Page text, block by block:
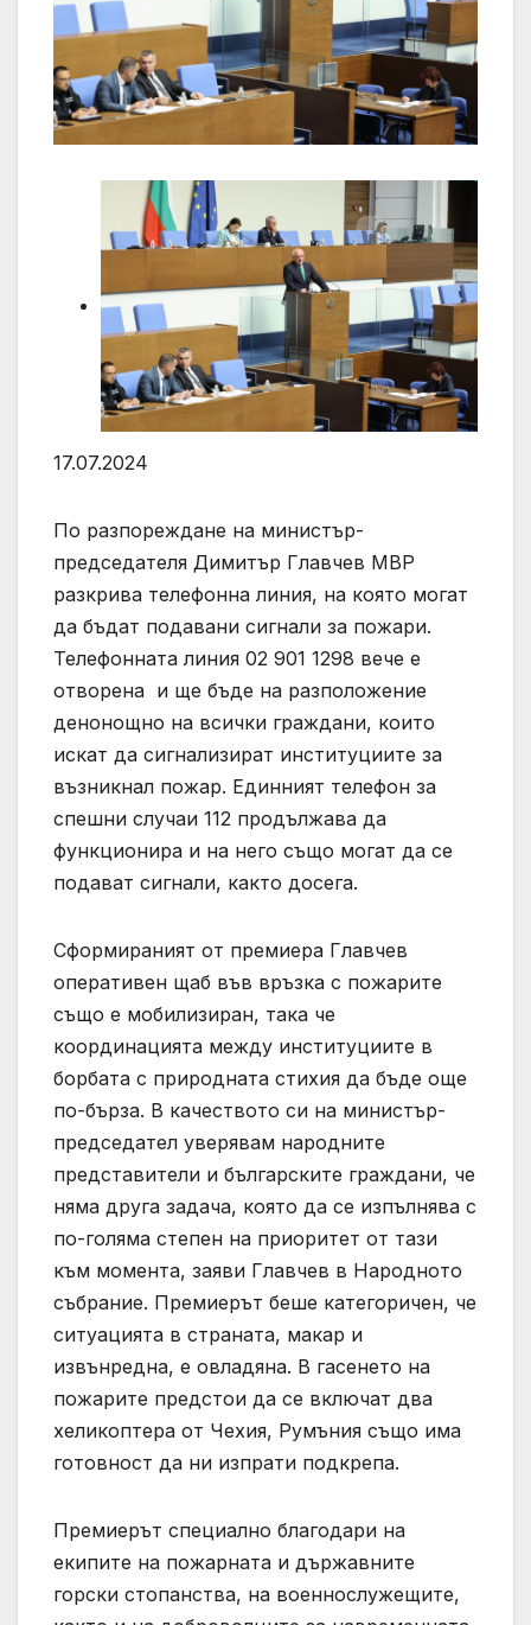
17.07.2024
По разпореждане на министър-
председателя Димитър Главчев МВР
разкрива телефонна линия, на която могат
да бъдат подавани сигнали за пожари.
Телефонната линия 02 901 1298 вече е
отворена и ще бъде на разположение
денонощно на всички граждани, които
искат да сигнализират институциите за
възникнал пожар. Единният телефон за
спешни случаи 112 продължава да
функционира и на него също могат да се
подават сигнали, както досега.
Сформираният от премиера Главчев
оперативен щаб във връзка с пожарите
също е мобилизиран, така че
координацията между институциите в
борбата с природната стихия да бъде още
по-бърза. В качеството си на министър-
председател уверявам народните
представители и българските граждани, че
няма друга задача, която да се изпълнява с
по-голяма степен на приоритет от тази
към момента, заяви Главчев в Народното
събрание. Премиерът беше категоричен, че
ситуацията в страната, макар и
извънредна, е овладяна. В гасенето на
пожарите предстои да се включат два
хеликоптера от Чехия, Румъния също има
готовност да ни изпрати подкрепа.
Премиерът специално благодари на
екипите на пожарната и държавните
горски стопанства, на военнослужещите,